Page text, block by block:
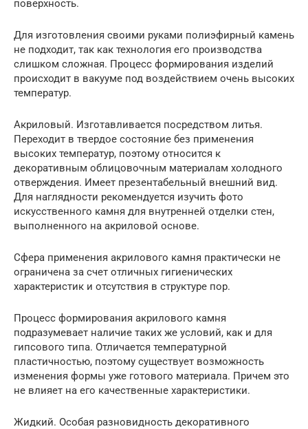
поверхность.
Для изготовления своими руками полиэфирный камень
не подходит, так как технология его производства
слишком сложная. Процесс формирования изделий
происходит в вакууме под воздействием очень высоких
температур.
Акриловый. Изготавливается посредством литья.
Переходит в твердое состояние без применения
высоких температур, поэтому относится к
декоративным облицовочным материалам холодного
отверждения. Имеет презентабельный внешний вид.
Для наглядности рекомендуется изучить фото
искусственного камня для внутренней отделки стен,
выполненного на акриловой основе.
Сфера применения акрилового камня практически не
ограничена за счет отличных гигиенических
характеристик и отсутствия в структуре пор.
Процесс формирования акрилового камня
подразумевает наличие таких же условий, как и для
гипсового типа. Отличается температурной
пластичностью, поэтому существует возможность
изменения формы уже готового материала. Причем это
не влияет на его качественные характеристики.
Жидкий. Особая разновидность декоративного